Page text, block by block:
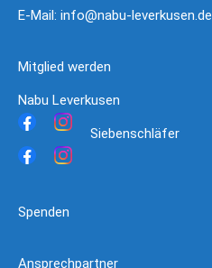
E-Mail: info@nabu-leverkusen.de
Mitglied werden
Nabu Leverkusen
Siebenschläfer
Spenden
Ansprechpartner